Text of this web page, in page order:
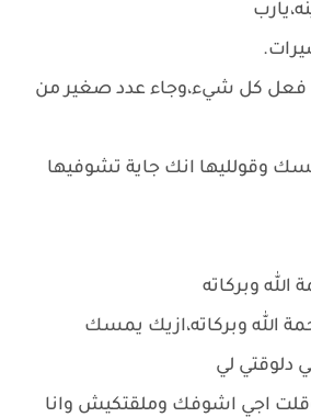
فعل كل شيء،وجاء عدد صغير من
وقولليها انك جاية تشوفيها
الله وبركاته
الله وبركاته،ازيك يمسك
دلوقتي لي
اجي اشوفك وملقتكيش وانا